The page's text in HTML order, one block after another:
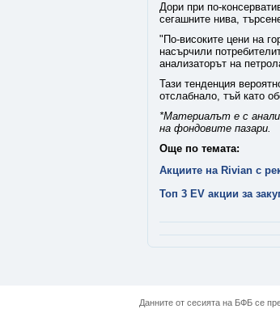
Дори при по-
сегашните нива,
"По-високите цени на
насърчили
анализаторът на
Тази тенденция
отслабнало, тъй като
*Материалът е с
на фондовите пазари.
Още по темата:
Акциите на Rivian с
Топ 3 EV акции за
Данните от сесията на БФБ се